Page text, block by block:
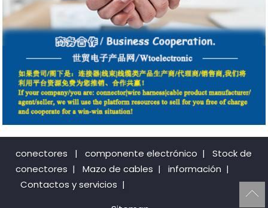
conectores | componente electrónico |
Stock de
conectores | Mazo de cables | información |
Contactos y servicios |